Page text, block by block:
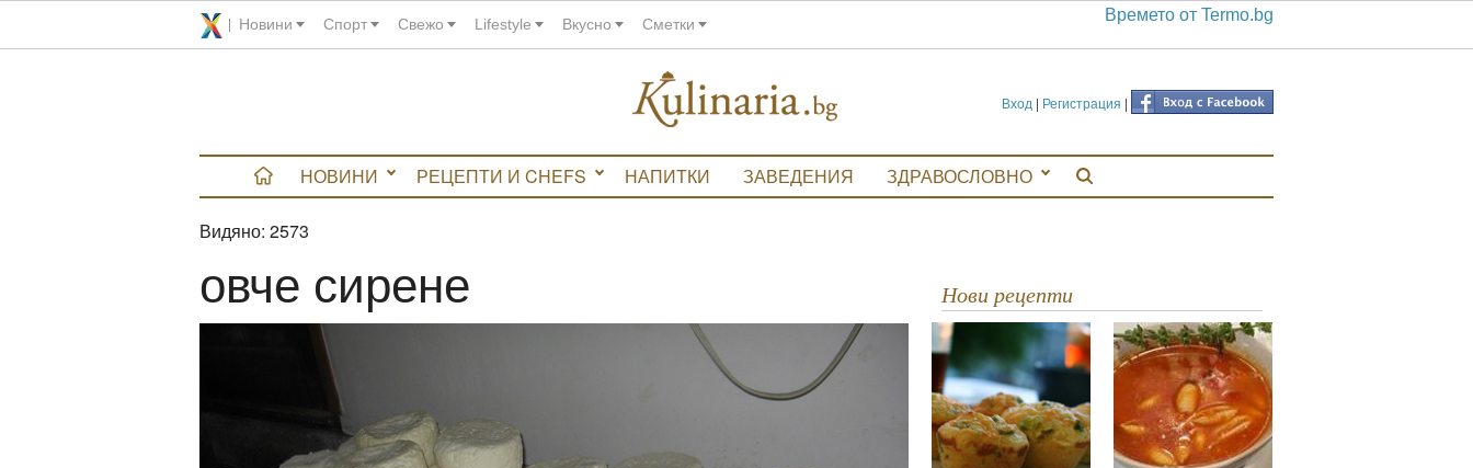
Новини Спорт Свежо Lifestyle Вкусно Сметки Времето от Termo.bg
Вход | Регистрация |
НОВИНИ РЕЦЕПТИ И CHEFS НАПИТКИ ЗАВЕДЕНИЯ ЗДРАВОСЛОВНО
Видяно: 2573
овче сирене Нови рецепти